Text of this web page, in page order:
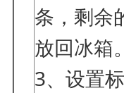
条，剩余
放回冰箱。
3、设置